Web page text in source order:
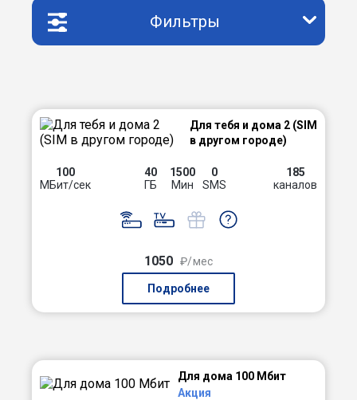
Фильтры
Для тебя и дома 2 (SIM
в другом городе)
100
МБит/сек
40
ГБ
1500
Мин
0
SMS
185
каналов
1050 ₽/мес
Подробнее
Для дома 100 Мбит
Акция